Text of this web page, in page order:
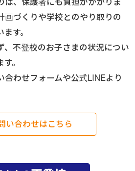
画づくりや学校とのやり取りの
す。
、不登校のお子さまの状況につい
。
合わせフォームや公式LINEより
い合わせはこちら